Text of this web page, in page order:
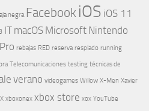
negra Facebook iOS iOS 11
IT macOS Microsoft Nintendo
rebajas RED reserva resplado running
Telecomunicaciones testing técnicas de
verano videogames Willow X-Men Xavier
xboxonex xbox store xox YouTube